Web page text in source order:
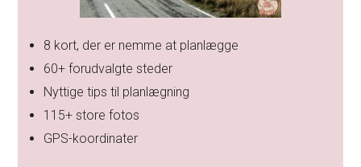
8 kort, der er nemme at planlægge
60+ forudvalgte steder
Nyttige tips til planlægning
115+ store fotos
GPS-koordinater